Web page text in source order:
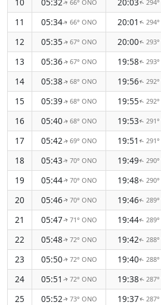
↑ 66° ONO ↑
11
05:34↑ 66° ONO 20:01 ↑
12
05:35↑ 67° ONO 20:00↑
13
05:36↑ 67° ONO 19:58↑
14
05:38↑ 68° ONO 19:56↑
15
05:39↑ 68° ONO 19:55↑
16
05:40↑ 68° ONO 19:53↑
17
05:42↑ 69° ONO 19:51 ↑
18
05:43↑ 70° ONO 19:49↑
19
05:44↑ 70° ONO 19:48↑
20
05:46↑ 70° ONO 19:46↑
21
05:47↑ 71° ONO 19:44↑
22
05:48↑ 72° ONO 19:42↑
23
05:50↑ 72° ONO 19:40↑
24
05:51 ↑ 72° ONO 19:38↑
25
05:52↑ 73° ONO 19:37↑